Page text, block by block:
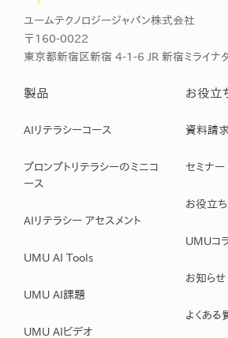
ユームテクノロジージャパン株式会社
〒160-0022
東京都新宿区新宿 4-1-6 JR 新宿ミライナ
製品
AIリテラシーコース
プロンプトリテラシーのミニコ
ース
AIリテラシー アセスメント
UMU AI Tools
UMU AI課題
UMU AIビデオ
お役立
資料請求
セミナー
お役立
UMUコ
お知らせ
よくある